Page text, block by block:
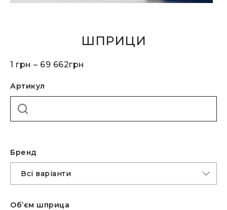
ШПРИЦИ
1 грн – 69 662грн
Артикул
Бренд
Об’єм шприца